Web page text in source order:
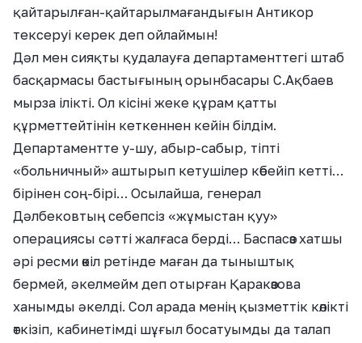
қайтарылған-қайтарылмағандығын Антикор
тексеруі керек деп ойлаймын!
Дәл мен сияқты қудалауға департаменттегі штаб
басқармасы бастығының орынбасары С.Ақбаев
мырза ілікті. Ол кісіні жеке құрам қатты
құрметтейтінін кеткеннен кейін білдім.
Департаментте у-шу, абыр-сабыр, тіпті
«больничный» аштырып кетушілер көбейіп кетті…
бірінен соң-бірі… Осылайша, генерал
Дәлбековтың себепсіз «жұмыстан қуу»
операциясы сәтті жалғаса берді… Баспасөз хатшы
әрі ресми өкіл ретінде маған да тыныштық
бермей, әкелмейм деп отырған Қаракөзова
ханымды әкелді. Сол арада менің қызметтік көлікті
өткізіп, кабинетімді шұғыл босатуымды да талап